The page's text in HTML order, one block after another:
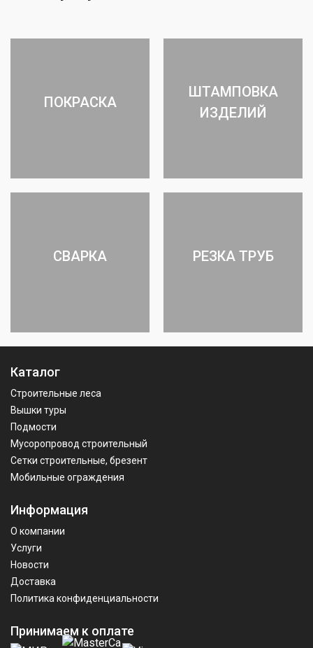
ПОКРАСКА
ШТАМПОВКА
ИЗДЕЛИЙ
СВАРКА РЕЗКА ТРУБ
Каталог
Строительные леса
Вышки туры
Подмости
Мусоропровод строительный
Сетки строительные, брезент
Мобильные ограждения
Информация
О компании
Услуги
Новости
Доставка
Политика конфиденциальности
Принимаем к оплате